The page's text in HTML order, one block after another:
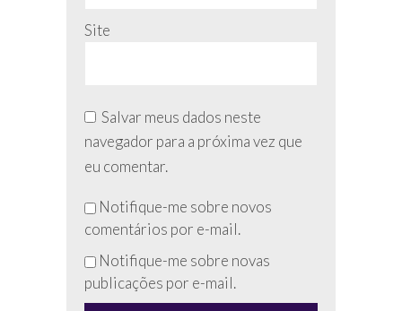
Site
Salvar meus dados neste
navegador para a próxima vez que
eu comentar.
Não
preencha
esse
campo
(anti-
Notifique-me sobre novos
comentários por e-mail.
Notifique-me sobre novas
publicações por e-mail.